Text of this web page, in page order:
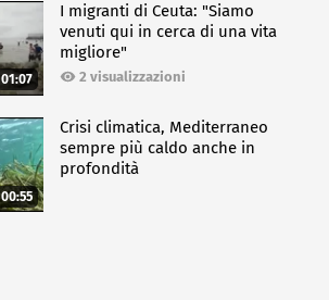
01:07
I migranti di Ceuta: "Siamo
venuti qui in cerca di una vita
migliore"
2 visualizzazioni
00:55
Crisi climatica, Mediterraneo
sempre più caldo anche in
profondità